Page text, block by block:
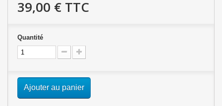
39,00 € TTC
Quantité
Ajouter au panier